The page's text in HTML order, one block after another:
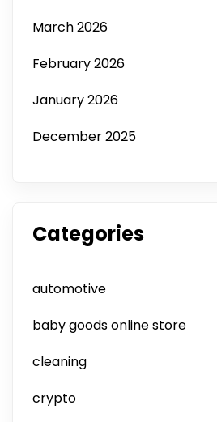
March 2026
February 2026
January 2026
December 2025
Categories
automotive
baby goods online store
cleaning
crypto